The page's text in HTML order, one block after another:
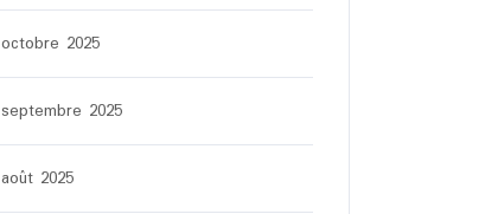
octobre 2025
septembre 2025
août 2025